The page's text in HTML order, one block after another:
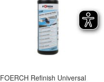
FOERCH Refinish Universal